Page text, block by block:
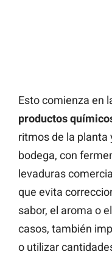
Esto comienza en
productos
ritmos de la planta
bodega, con
levaduras
que evita
sabor, el aroma o
casos, también
o utilizar